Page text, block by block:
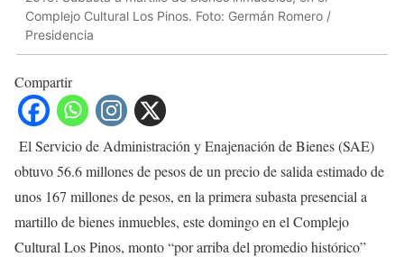
Complejo Cultural Los Pinos. Foto: Germán Romero /
Presidencia
Compartir
El Servicio de Administración y Enajenación de Bienes (SAE)
obtuvo 56.6 millones de pesos de un precio de salida estimado de
unos 167 millones de pesos, en la primera subasta presencial a
martillo de bienes inmuebles, este domingo en el Complejo
Cultural Los Pinos, monto “por arriba del promedio histórico”